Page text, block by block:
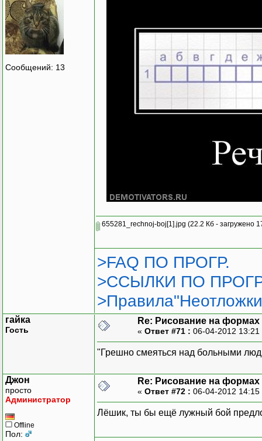
Сообщений: 13
655281_rechnoj-boj[1].jpg (22.2 Кб - загружено
>FAQ ПО ПРОГР.
>ССЫЛКИ ПО
гайка
Гость
Re: Рисование на формах
« Ответ #71 : 06-04-2012
"Грешно смеяться над больными
Джон
просто
Администратор
Offline
Пол:
Re: Рисование на формах
« Ответ #72 : 06-04-2012
Лёшик, ты бы ещё лужный бой